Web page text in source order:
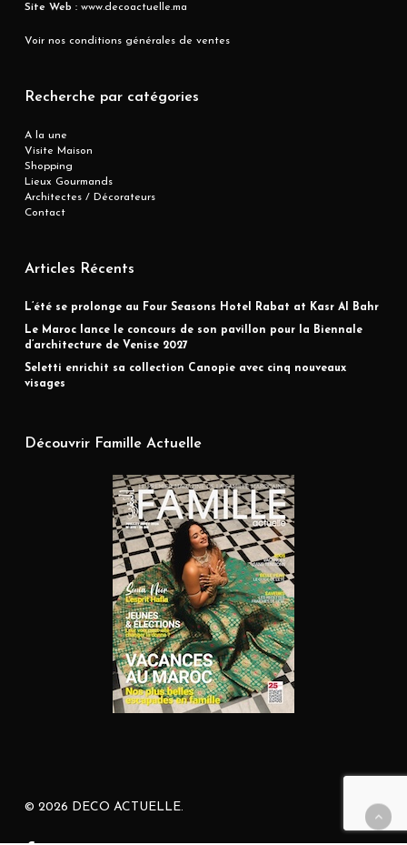
Site Web :www.decoactuelle.ma
Voir nos conditions générales de ventes
Recherche par catégories
A la une
Visite Maison
Shopping
Lieux Gourmands
Architectes / Décorateurs
Contact
Articles Récents
L’été se prolonge au Four Seasons Hotel Rabat at Kasr Al Bahr
Le Maroc lance le concours de son pavillon pour la Biennale
d’architecture de Venise 2027
Seletti enrichit sa collection Canopie avec cinq nouveaux
visages
Découvrir Famille Actuelle
© 2026 DECO ACTUELLE.